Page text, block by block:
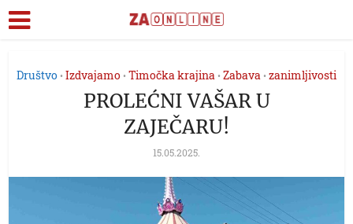
Društvo • Izdvajamo • Timočka krajina • Zabava • zanimljivosti
PROLEĆNI VAŠAR U
ZAJEČARU!
15.05.2025.